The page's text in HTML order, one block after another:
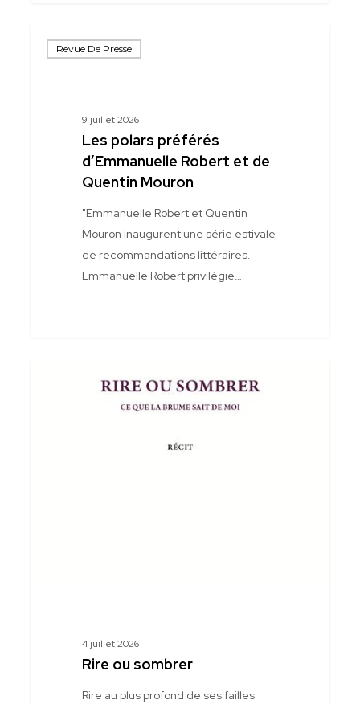
polarsRevue De Presse
9 juillet 2026
Les polars préférés
d’Emmanuelle Robert et de
Quentin Mouron
"Emmanuelle Robert et Quentin
Mouron inaugurent une série estivale
de recommandations littéraires.
Emmanuelle Robert privilégie…
4 juillet 2026
Rire ou sombrer
Rire au plus profond de ses failles